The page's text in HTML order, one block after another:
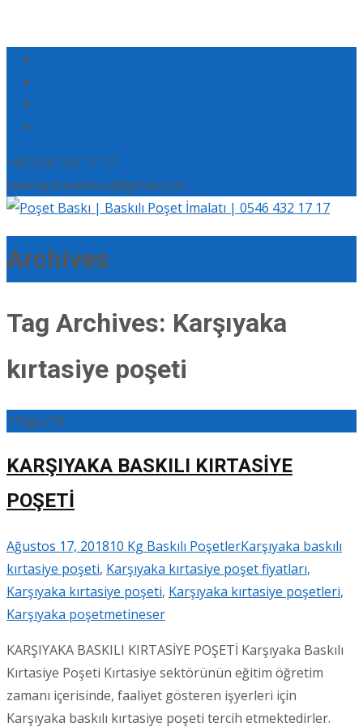
+90 554 165 17 17
eserbaskimerkezi@gmail.com
Archives
Tag Archives: Karşıyaka
kırtasiye poşeti
17Ağu/18
KARŞIYAKA BASKILI KIRTASİYE
POŞETİ
Ağustos 17, 201810 Kg Baskılı PoşetlerKarşıyaka baskılı
kırtasiye poşeti, Karşıyaka kırtasiye poşet fiyatları,
Karşıyaka kırtasiye poşeti, Karşıyaka kırtasiye poşetleri,
Karşıyaka poşetmetineser
KARŞIYAKA BASKILI KIRTASİYE POŞETİ Karşıyaka Baskılı
Kırtasiye Poşeti Kırtasiye sektörünün eğitim öğretim
zamanı içerisinde, faaliyet gösteren işyerleri için
Karşıyaka baskılı kırtasiye poşeti tercih etmektedirler.